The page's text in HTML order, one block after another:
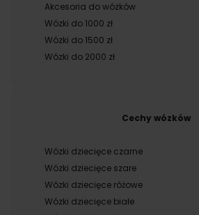
Akcesoria do wózków
Wózki do 1000 zł
Wózki do 1500 zł
Wózki do 2000 zł
Cechy wózków
Wózki dziecięce czarne
Wózki dziecięce szare
Wózki dziecięce różowe
Wózki dziecięce białe